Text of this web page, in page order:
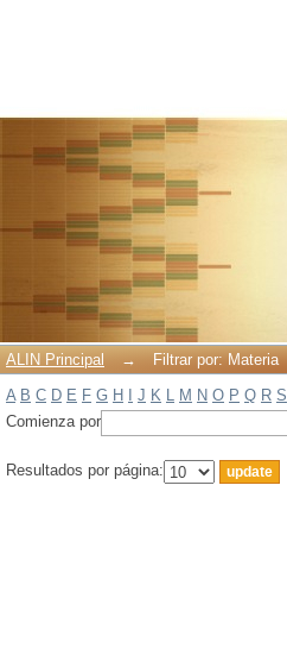
ALIN Principal →
Filtrar por: Materia
A B C D E F G H J K L M N O P Q R S
Comienza por
Resultados por página: